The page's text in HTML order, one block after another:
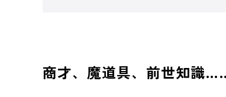
商才、魔道具、前世知識